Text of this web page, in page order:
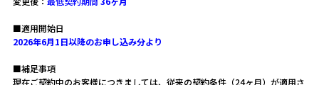
■適用開始日
2026年6月1日以降のお申し込み分より
■補足事項
現在ご契約中のお客様につきましては、従来の契約条件（24ヶ月）が適用さ